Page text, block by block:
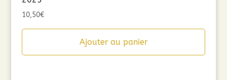
10,50€
Ajouter au panier